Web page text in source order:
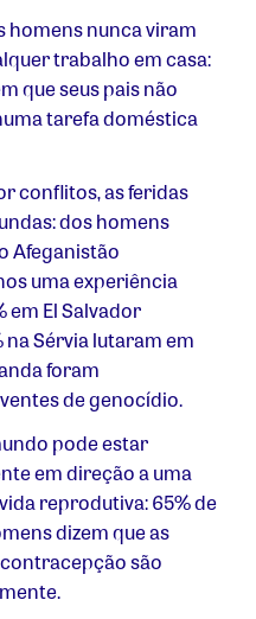
homens nunca viram
trabalho em casa:
que seus pais não
tarefa doméstica
conflitos, as feridas
dos homens
Afeganistão
uma experiência
em El Salvador
Sérvia lutaram em
foram
de genocídio.
pode estar
em direção a uma
reprodutiva: 65% de
dizem que as
são